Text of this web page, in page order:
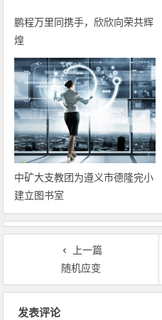
鹏程万里同携手，欣欣向荣共辉
煌
中矿大支教团为遵义市德隆完小
建立图书室
上一篇
随机应变
发表评论